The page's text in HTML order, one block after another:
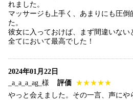
れました。
マッサージも上手く、あまりにも圧倒
た。
彼女に入っておけば、まず間違いない
全てにおいて最高でした！
2024年01月22日
_a_a_a_ag_様
評価 ★★★★★
やっと会えました。その一言、声にや